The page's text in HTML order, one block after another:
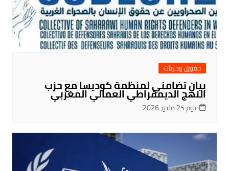
حقوق وحريات
بيان تضامني لمنظمة كوديسا مع حزب
النهج الديمقراطي العمالي المغربي
يوم 25 مايو، 2026